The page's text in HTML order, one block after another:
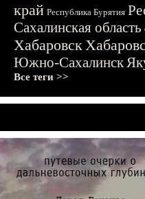
край Республика Бурятия
Сахалинская область
Хабаровск
Южно-Сахалинск
Все теги >>